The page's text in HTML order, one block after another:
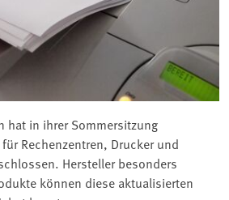
hat in ihrer Sommersitzung
Rechenzentren, Drucker und
Hersteller besonders
können diese aktualisierten